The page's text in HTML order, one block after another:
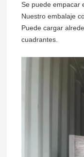
Se puede empacar
Nuestro embalaje
Puede cargar
cuadrantes.